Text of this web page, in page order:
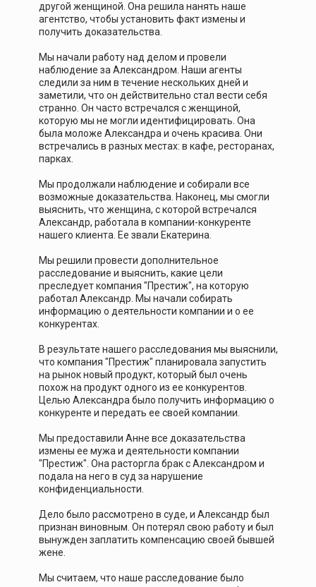
другой женщиной. Она решила нанять наше
агентство, чтобы установить факт измены и
получить доказательства.
Мы начали работу над делом и провели
наблюдение за Александром. Наши агенты
следили за ним в течение нескольких дней и
заметили, что он действительно стал вести себя
странно. Он часто встречался с женщиной,
которую мы не могли идентифицировать. Она
была моложе Александра и очень красива. Они
встречались в разных местах: в кафе, ресторанах,
парках.
Мы продолжали наблюдение и собирали все
возможные доказательства. Наконец, мы смогли
выяснить, что женщина, с которой встречался
Александр, работала в компании-конкуренте
нашего клиента. Ее звали Екатерина.
Мы решили провести дополнительное
расследование и выяснить, какие цели
преследует компания "Престиж", на которую
работал Александр. Мы начали собирать
информацию о деятельности компании и о ее
конкурентах.
В результате нашего расследования мы выяснили,
что компания "Престиж" планировала запустить
на рынок новый продукт, который был очень
похож на продукт одного из ее конкурентов.
Целью Александра было получить информацию о
конкуренте и передать ее своей компании.
Мы предоставили Анне все доказательства
измены ее мужа и деятельности компании
"Престиж". Она расторгла брак с Александром и
подала на него в суд за нарушение
конфиденциальности.
Дело было рассмотрено в суде, и Александр был
признан виновным. Он потерял свою работу и был
вынужден заплатить компенсацию своей бывшей
жене.
Мы считаем, что наше расследование было